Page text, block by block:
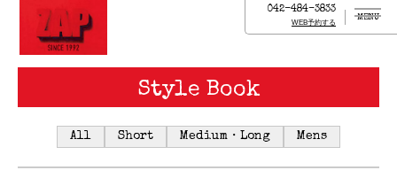
042-484-3833
WEB予約する
MENU
Style Book
All Short Medium・Long Mens